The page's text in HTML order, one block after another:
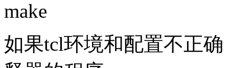
make
如果tcl环境和配置不正